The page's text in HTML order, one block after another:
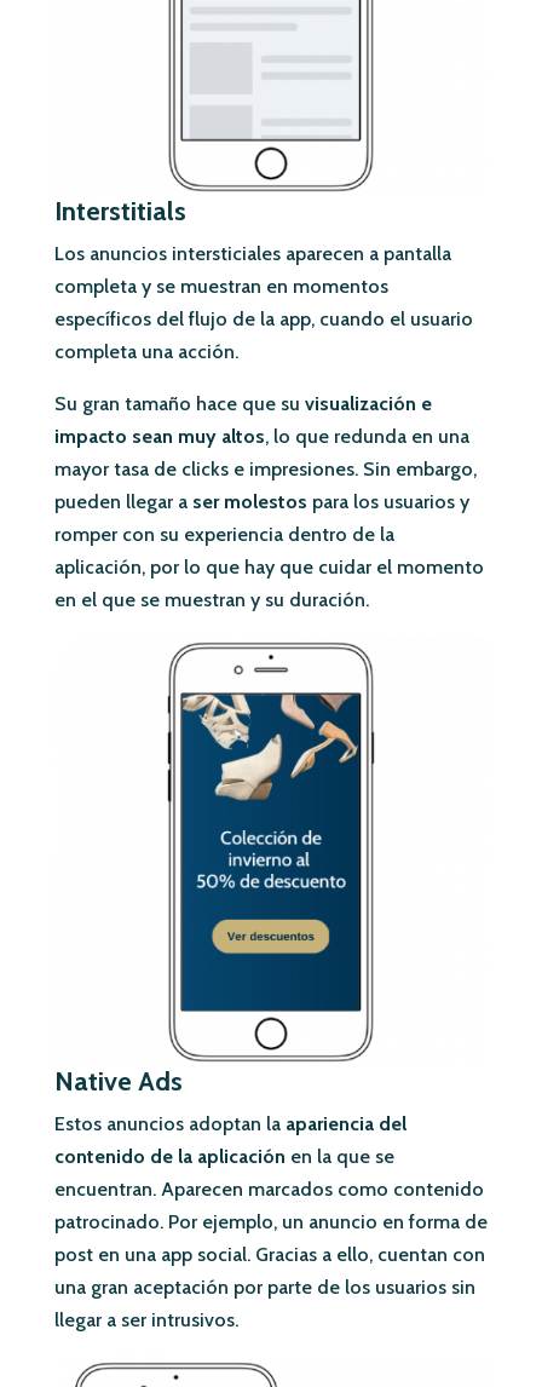
Interstitials
Los anuncios intersticiales aparecen a pantalla
completa y se muestran en momentos
específicos del flujo de la app, cuando el usuario
completa una acción.
Su gran tamaño hace que su visualización e
impacto sean muy altos, lo que redunda en una
mayor tasa de clicks e impresiones. Sin embargo,
pueden llegar a ser molestos para los usuarios y
romper con su experiencia dentro de la
aplicación, por lo que hay que cuidar el momento
en el que se muestran y su duración.
Native Ads
Estos anuncios adoptan la apariencia del
contenido de la aplicación en la que se
encuentran. Aparecen marcados como contenido
patrocinado. Por ejemplo, un anuncio en forma de
post en una app social. Gracias a ello, cuentan con
una gran aceptación por parte de los usuarios sin
llegar a ser intrusivos.